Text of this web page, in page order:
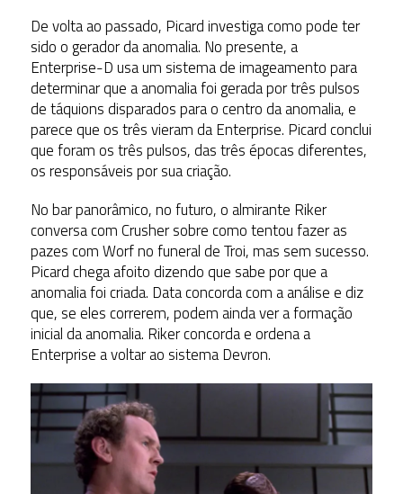
De volta ao passado, Picard investiga como pode ter
sido o gerador da anomalia. No presente, a
Enterprise-D usa um sistema de imageamento para
determinar que a anomalia foi gerada por três pulsos
de táquions disparados para o centro da anomalia, e
parece que os três vieram da Enterprise. Picard conclui
que foram os três pulsos, das três épocas diferentes,
os responsáveis por sua criação.
No bar panorâmico, no futuro, o almirante Riker
conversa com Crusher sobre como tentou fazer as
pazes com Worf no funeral de Troi, mas sem sucesso.
Picard chega afoito dizendo que sabe por que a
anomalia foi criada. Data concorda com a análise e diz
que, se eles correrem, podem ainda ver a formação
inicial da anomalia. Riker concorda e ordena a
Enterprise a voltar ao sistema Devron.